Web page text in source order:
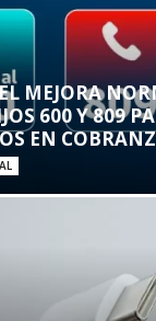
MEJORA
600 Y 809
EN